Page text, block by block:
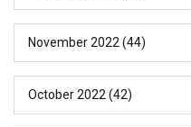
November 2022 (44)
October 2022 (42)